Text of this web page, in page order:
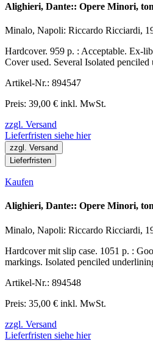
Alighieri, Dante:: Opere Minori,
Minalo, Napoli: Riccardo Ricciardi,
Hardcover. 959 p. : Acceptable. Ex-
Cover used. Several Isolated
Artikel-Nr.: 894547
Preis: 39,00 € inkl. MwSt.
zzgl. Versand
Lieferfristen siehe hier
zzgl. Versand
Lieferfristen
Kaufen
Alighieri, Dante:: Opere Minori,
Minalo, Napoli: Riccardo Ricciardi,
Hardcover mit slip case. 1051 p. :
markings. Isolated penciled
Artikel-Nr.: 894548
Preis: 35,00 € inkl. MwSt.
zzgl. Versand
Lieferfristen siehe hier